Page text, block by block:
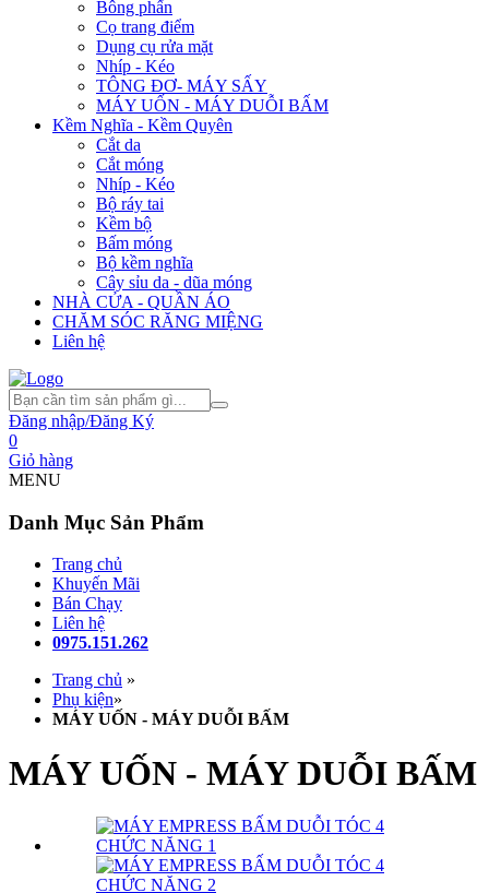
Bông phấn
Cọ trang điểm
Dụng cụ rửa mặt
Nhíp - Kéo
TÔNG ĐƠ- MÁY SẤY
MÁY UỐN - MÁY DUỖI BẤM
Kềm Nghĩa - Kềm Quyên
Cắt da
Cắt móng
Nhíp - Kéo
Bộ ráy tai
Kềm bộ
Bấm móng
Bộ kềm nghĩa
Cây sỉu da - dũa móng
NHÀ CỬA - QUẦN ÁO
CHĂM SÓC RĂNG MIỆNG
Liên hệ
Đăng nhập/Đăng Ký
0
Giỏ hàng
MENU
Danh Mục Sản Phẩm
Trang chủ
Khuyến Mãi
Bán Chạy
Liên hệ
0975.151.262
Trang chủ »
Phụ kiện»
MÁY UỐN - MÁY DUỖI BẤM
MÁY UỐN - MÁY DUỖI BẤM